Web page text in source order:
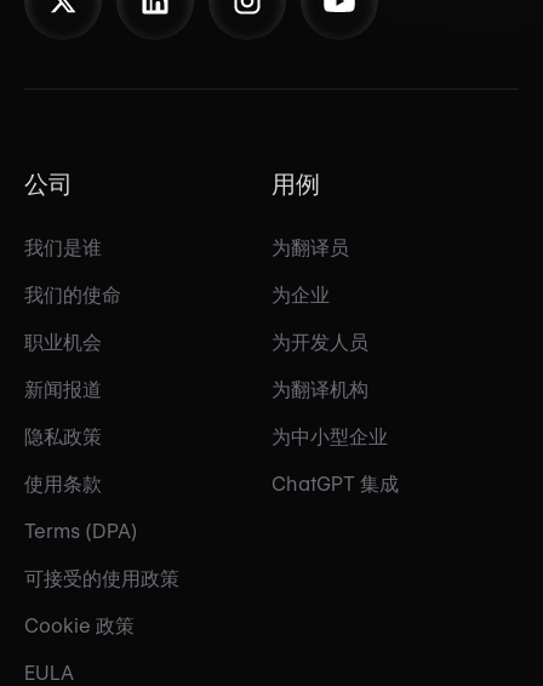
公司
我们是谁
我们的使命
职业机会
新闻报道
隐私政策
使用条款
Terms (DPA)
可接受的使用政策
Cookie 政策
EULA
用例
为翻译员
为企业
为开发人员
为翻译机构
为中小型企业
ChatGPT 集成